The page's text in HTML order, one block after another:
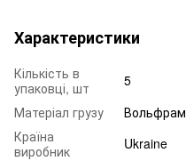
Характеристики
Кількість в
упаковці, шт
5
Матеріал грузу
Вольфрам
Країна
виробник
Ukraine